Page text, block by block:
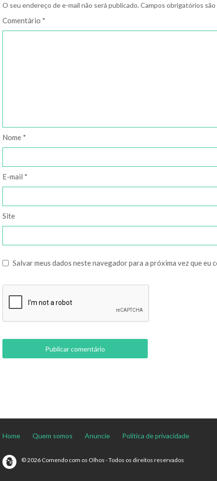
O seu endereço de e-mail não será publicado.Campos obrigatórios
Comentário *
Nome *
E-mail *
Site
Salvar meus dados neste navegador para a próxima vez que eu
Home Quem somos Anuncie Política de privacidade
© 2026 Comendo com os Olhos - Todos os direitos reservados